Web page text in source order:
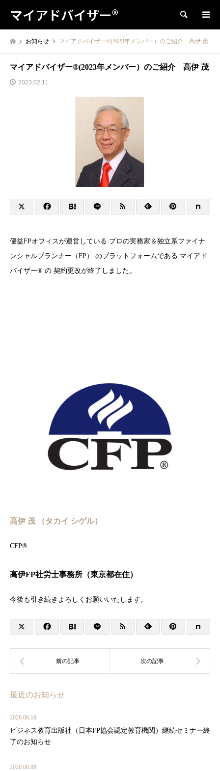
マイアドバイザー® 検索
お知らせ マイアドバイザー®(2023年メンバー）のご紹介 高伊 茂
マイアドバイザー®(2023年メンバー）のご紹介 高伊 茂
2023.02.11
優益FPオフィスが運営している プロの実務家＆独立系ファイナ
ンシャルプランナー（FP） のプラットフォームである マイアド
バイザー® の 契約更改が終了しました。
高伊 茂 （タカイ シゲル）
CFP®︎
高伊FP社労士事務所（東京都在住）
今後も引き続きよろしくお願いいたします。
最近のお知らせ
2026.08.10
ビジネス教育出版社（日本FP協会認定教育機関）継続セミナー終
了のお知らせ
2026.08.09